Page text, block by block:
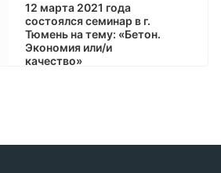
12 марта 2021 года
состоялся семинар в г.
Тюмень на тему: «Бетон.
Экономия или/и
качество»